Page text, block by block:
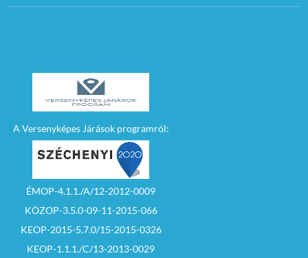
A Versenyképes Járások programról:
ÉMOP-4.1.1./A/12-2012-0009
KÖZOP-3.5.0-09-11-2015-066
KEOP-2015-5.7.0/15-2015-0326
KEOP-1.1.1./C/13-2013-0029